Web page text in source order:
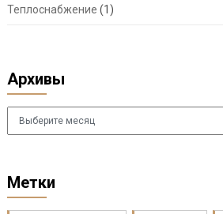
Теплоснабжение (1)
Архивы
Архивы
Метки